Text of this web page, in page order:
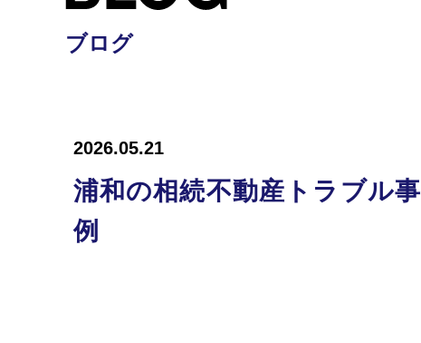
ブログ
2026.05.21
浦和の相続不動産トラブル事
例